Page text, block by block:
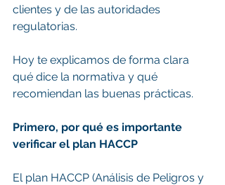
clientes y de las autoridades
regulatorias.
Hoy te explicamos de forma clara
qué dice la normativa y qué
recomiendan las buenas prácticas.
Primero, por qué es importante
verificar el plan HACCP
El plan HACCP (Análisis de Peligros y